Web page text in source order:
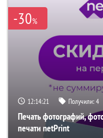
-30%
12:14:20 Получили:4
Печать фотографий,
печати netPrint